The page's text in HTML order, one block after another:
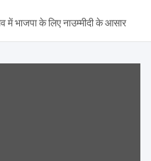
भाजपा के लिए नाउम्मीदी के आसार